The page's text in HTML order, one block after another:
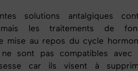
solutions antalgiques
les traitements de
mise au repos du cycle
ne sont pas compatibles avec
car ils visent à